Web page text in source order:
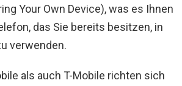
Your Own Device), was es Ihnen
das Sie bereits besitzen, in
verwenden.
als auch T-Mobile richten sich